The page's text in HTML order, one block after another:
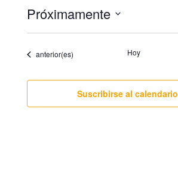
Próximamente
S
c
Eventos
anterior(es) Hoy
Suscribirse al calendario